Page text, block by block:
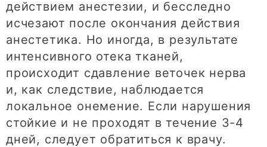
действием анестезии, и бесследно
исчезают после окончания действия
анестетика. Но иногда, в результате
интенсивного отека тканей,
происходит сдавление веточек нерва
и, как следствие, наблюдается
локальное онемение. Если нарушения
стойкие и не проходят в течение 3-4
дней, следует обратиться к врачу.